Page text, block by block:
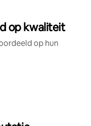
op kwaliteit
op hun